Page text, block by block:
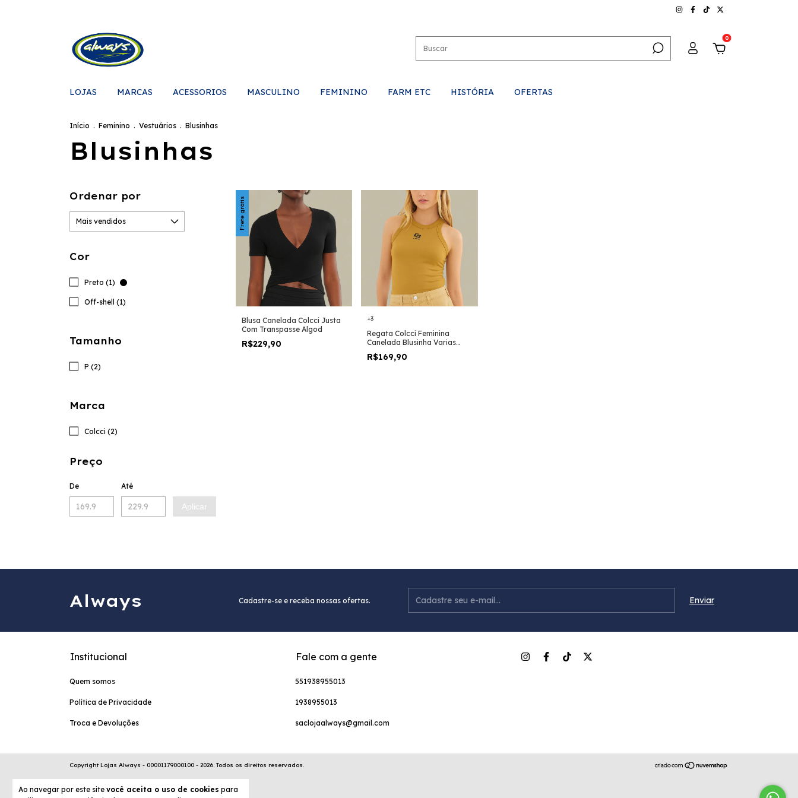
0
LOJAS MARCAS ACESSORIOS MASCULINO FEMININO FARM ETC HISTÓRIA OFERTAS
Ao navegar por este site você aceita o uso de cookies para
Início . Feminino . Vestuários . Blusinhas
Blusinhas
Ordenar por
Cor
Preto (1)
Off-shell (1)
Tamanho
P (2)
Marca
Colcci (2)
Preço
De Até
Aplicar
Frete grátis
Blusa Canelada Colcci Justa
Com Transpasse Algod
R$229,90
+3
Regata Colcci Feminina
Canelada Blusinha Varias
Cores Original
R$169,90
Always Cadastre-se e receba nossas ofertas.
Institucional
Quem somos
Política de Privacidade
Troca e Devoluções
Fale com a gente
551938955013
1938955013
saclojaalways@gmail.com
Copyright Lojas Always - 00001179000100 - 2026. Todos os direitos reservados.